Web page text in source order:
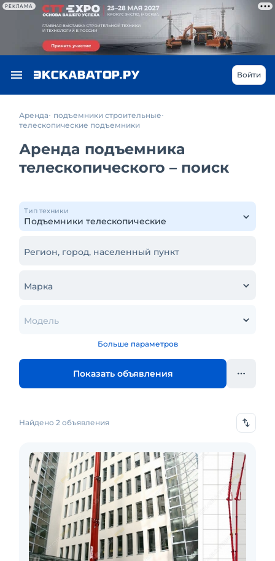
РЕКЛАМА
Войти
Аренда
подъемники строительные
телескопические подъемники
Аренда подъемника
телескопического – поиск
Тип техники
Регион, город, населенный пункт
Марка
Модель
Больше параметров
Показать объявления
Найдено 2 объявления